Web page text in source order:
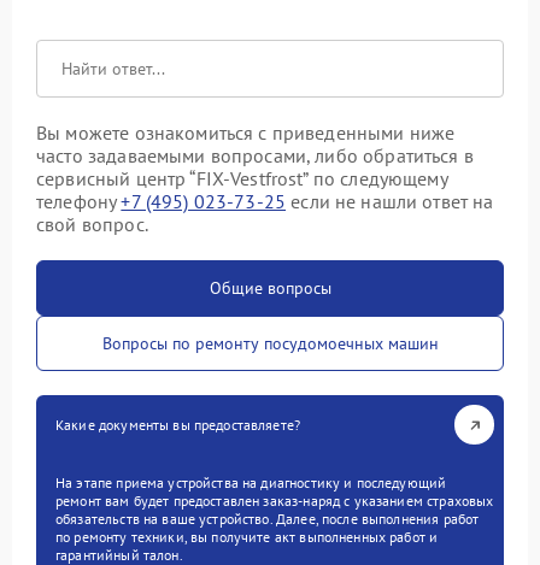
Вы можете ознакомиться с приведенными ниже
часто задаваемыми вопросами, либо обратиться в
сервисный центр “FIX-Vestfrost” по следующему
телефону+7 (495) 023-73-25 если не нашли ответ на
свой вопрос.
Общие вопросы
Вопросы по ремонту посудомоечных машин
Какие документы вы предоставляете?
На этапе приема устройства на диагностику и последующий
ремонт вам будет предоставлен заказ-наряд с указанием страховых
обязательств на ваше устройство. Далее, после выполнения работ
по ремонту техники, вы получите акт выполненных работ и
гарантийный талон.